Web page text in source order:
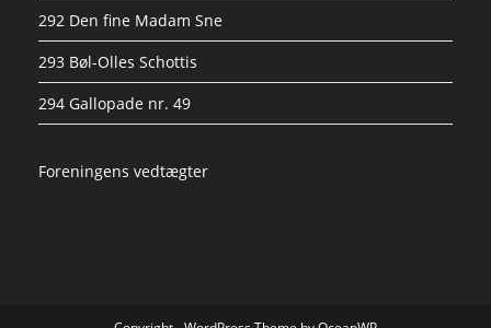
292 Den fine Madam Sne
293 Bøl-Olles Schottis
294 Gallopade nr. 49
Foreningens vedtægter